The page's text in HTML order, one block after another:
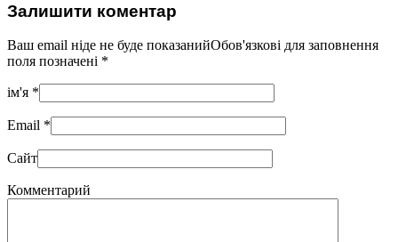
Залишити коментар
Ваш email ніде не буде показанийОбов'язкові для заповнення
поля позначені *
ім'я *
Email *
Сайт
Комментарий